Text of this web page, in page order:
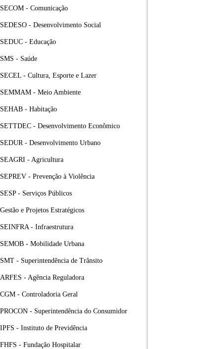
SECOM - Comunicação
SEDESO - Desenvolvimento Social
SEDUC - Educação
SMS - Saúde
SECEL - Cultura, Esporte e Lazer
SEMMAM - Meio Ambiente
SEHAB - Habitação
SETTDEC - Desenvolvimento Econômico
SEDUR - Desenvolvimento Urbano
SEAGRI - Agricultura
SEPREV - Prevenção à Violência
SESP - Serviços Públicos
Gestão e Projetos Estratégicos
SEINFRA - Infraestrutura
SEMOB - Mobilidade Urbana
SMT - Superintendência de Trânsito
ARFES - Agência Reguladora
CGM - Controladoria Geral
PROCON - Superintendência do Consumidor
IPFS - Instituto de Previdência
FHFS - Fundação Hospitalar